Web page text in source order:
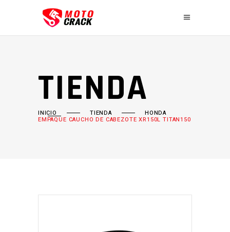
TIENDA
INICIO TIENDA HONDA
EMPAQUE CAUCHO DE CABEZOTE XR150L TITAN150